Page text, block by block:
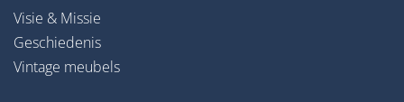
Visie & Missie
Geschiedenis
Vintage meubels